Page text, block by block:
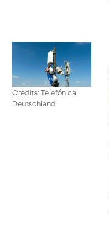
Credits: Telefónica
Deutschland